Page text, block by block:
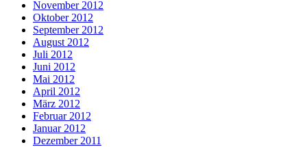
November 2012
Oktober 2012
September 2012
August 2012
Juli 2012
Juni 2012
Mai 2012
April 2012
März 2012
Februar 2012
Januar 2012
Dezember 2011